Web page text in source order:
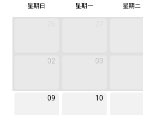
星期日 星期一 星期二
02 03
09 10